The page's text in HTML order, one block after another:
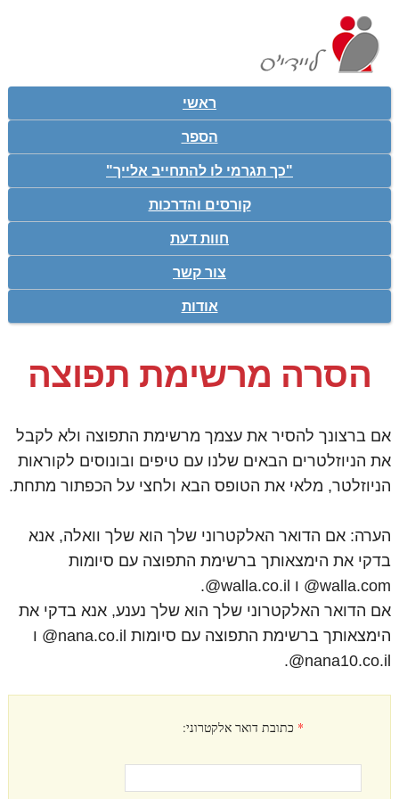
ראשי
הספר
"כך תגרמי לו להתחייב אלייך"
קורסים והדרכות
חוות דעת
צור קשר
אודות
הסרה מרשימת תפוצה
אם ברצונך להסיר את עצמך מרשימת התפוצה ולא לקבל
את הניוזלטרים הבאים שלנו עם טיפים ובונוסים לקוראות
הניוזלטר, מלאי את הטופס הבא ולחצי על הכפתור מתחת.
הערה: אם הדואר האלקטרוני שלך הוא שלך וואלה, אנא
בדקי את הימצאותך ברשימת התפוצה עם סיומות
walla.com@ ו walla.co.il@.
אם הדואר האלקטרוני שלך הוא שלך נענע, אנא בדקי את
הימצאותך ברשימת התפוצה עם סיומות nana.co.il@ ו
nana10.co.il@.
* כתובת דואר אלקטרוני: